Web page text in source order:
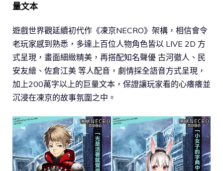
量文本
遊戲世界觀延續初代作《凍京NECRO》架構，相信會令
老玩家感到熟悉，多達上百位人物角色皆以 LIVE 2D 方
式呈現，畫面細緻精美，再搭配知名聲優 古河徹人、民
安友繪、佐倉江美 等人配音，劇情採全語音方式呈現，
加上200萬字以上的巨量文本，保證讓玩家看的心癢癢並
沉浸在凍京的故事氛圍之中。